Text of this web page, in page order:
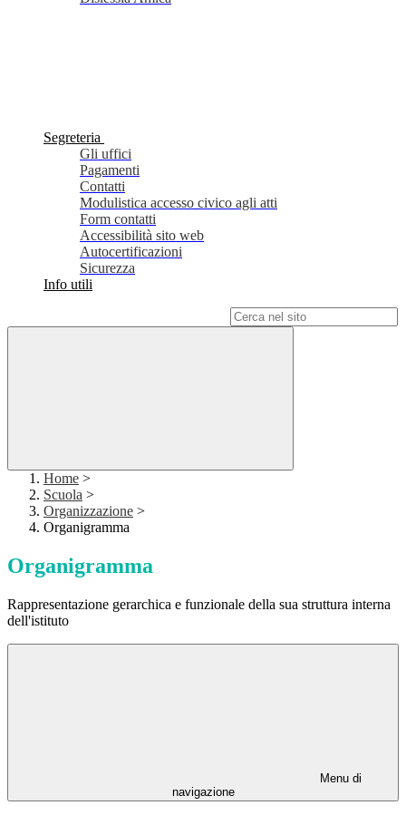
Segreteria
Gli uffici
Pagamenti
Contatti
Modulistica accesso civico agli atti
Form contatti
Accessibilità sito web
Autocertificazioni
Sicurezza
Info utili
Home >
Scuola >
Organizzazione >
Organigramma
Organigramma
Rappresentazione gerarchica e funzionale della sua struttura interna
dell'istituto
Menu di
navigazione